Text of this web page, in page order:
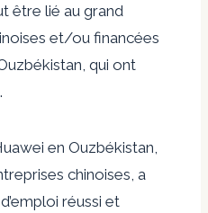
être lié au grand
et/ou financées
qui ont
en Ouzbékistan,
chinoises, a
réussi et